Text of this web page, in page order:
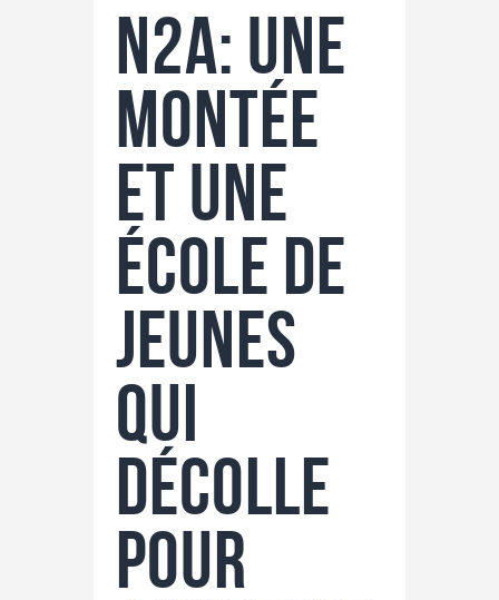
N2A: une
montée
et une
école de
jeunes
qui
décolle
pour